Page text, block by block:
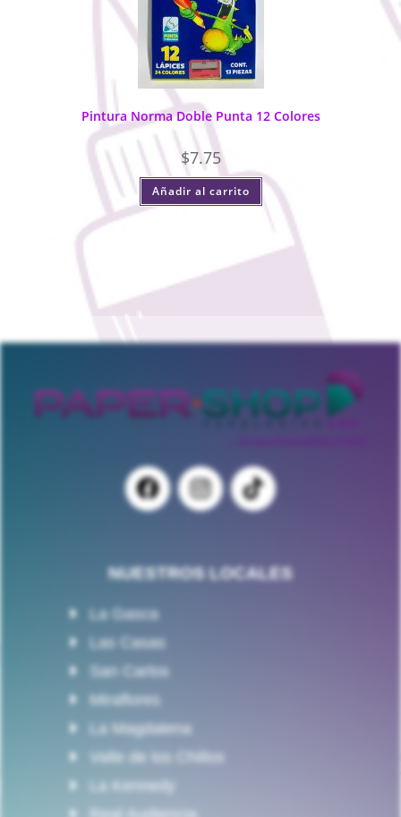
Pintura Norma Doble Punta 12 Colores
$7.75
Añadir al carrito
NUESTROS LOCALES
La Gasca
Las Casas
San Carlos
Miraflores
La Magdalena
Valle de los Chillos
La Kennedy